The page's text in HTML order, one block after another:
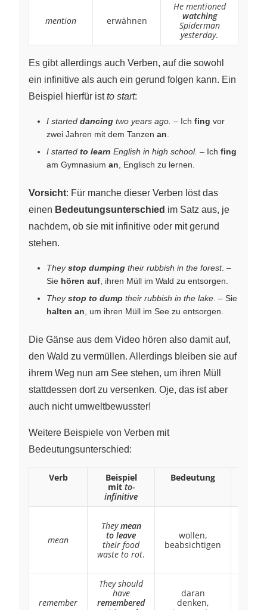
mention erwähnen
He mentioned
watching
Spiderman
yesterday.
Es gibt allerdings auch Verben, auf die sowohl
ein infinitive als auch ein gerund folgen kann. Ein
Beispiel hierfür istto start:
I started dancing two years ago. – Ich fing vor
zwei Jahren mit dem Tanzen an.
I started to learn English in high school. – Ich fing
am Gymnasium an, Englisch zu lernen.
Vorsicht: Für manche dieser Verben löst das
einen Bedeutungsunterschied im Satz aus, je
nachdem, ob sie mit infinitive oder mit gerund
stehen.
Theystop dumping their rubbish in the forest. –
Sie hören auf, ihren Müll im Wald zu entsorgen.
Theystop to dump their rubbish in the lake. – Sie
halten an, um ihren Müll im See zu entsorgen.
Die Gänse aus dem Video hören also damit auf,
den Wald zu vermüllen. Allerdings bleiben sie auf
ihrem Weg nun am See stehen, um ihren Müll
stattdessen dort zu versenken. Oje, das ist aber
auch nicht umweltbewusster!
Weitere Beispiele von Verben mit
Bedeutungsunterschied:
Verb
Beispiel
mit to-
infinitive
Bedeutung
mean
Theymean
to leave
their food
waste to rot.
wollen,
beabsichtigen
remember
They should
have
remembered
daran
denken,